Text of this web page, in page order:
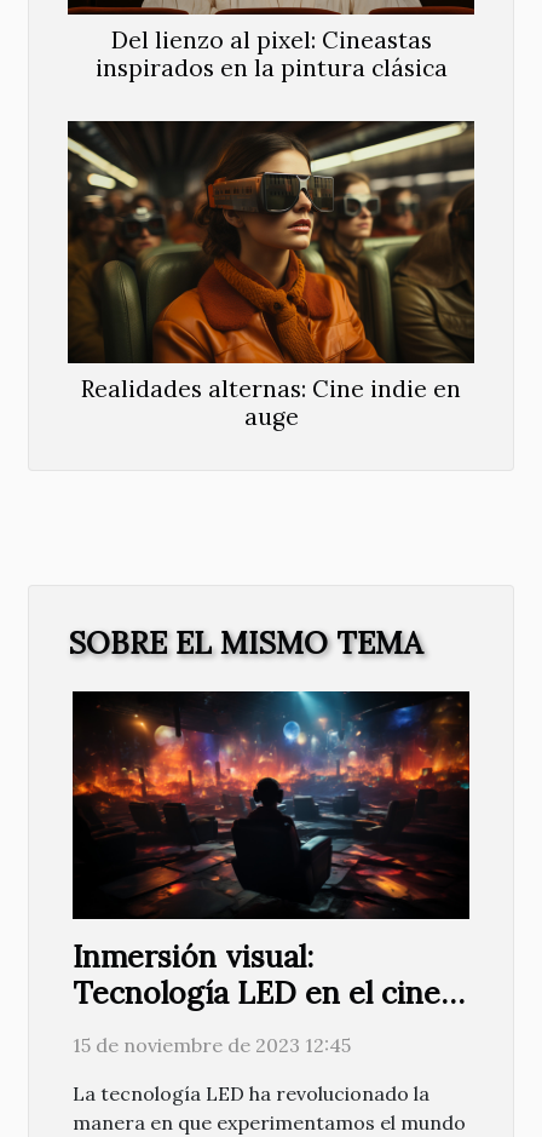
Del lienzo al pixel: Cineastas
inspirados en la pintura clásica
Realidades alternas: Cine indie en
auge
SOBRE EL MISMO TEMA
Inmersión visual:
Tecnología LED en el cine
de arte
15 de noviembre de 2023 12:45
La tecnología LED ha revolucionado la
manera en que experimentamos el mundo